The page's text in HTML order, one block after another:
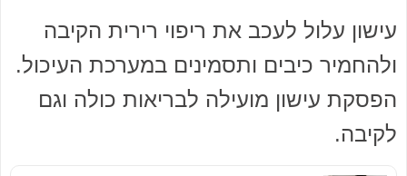
עישון עלול לעכב את ריפוי רירית הקיבה
ולהחמיר כיבים ותסמינים במערכת העיכול.
הפסקת עישון מועילה לבריאות כולה וגם
לקיבה.